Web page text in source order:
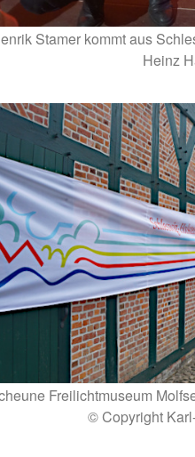
Stamer kommt aus
Heinz
Freilichtmuseum
© Copyright